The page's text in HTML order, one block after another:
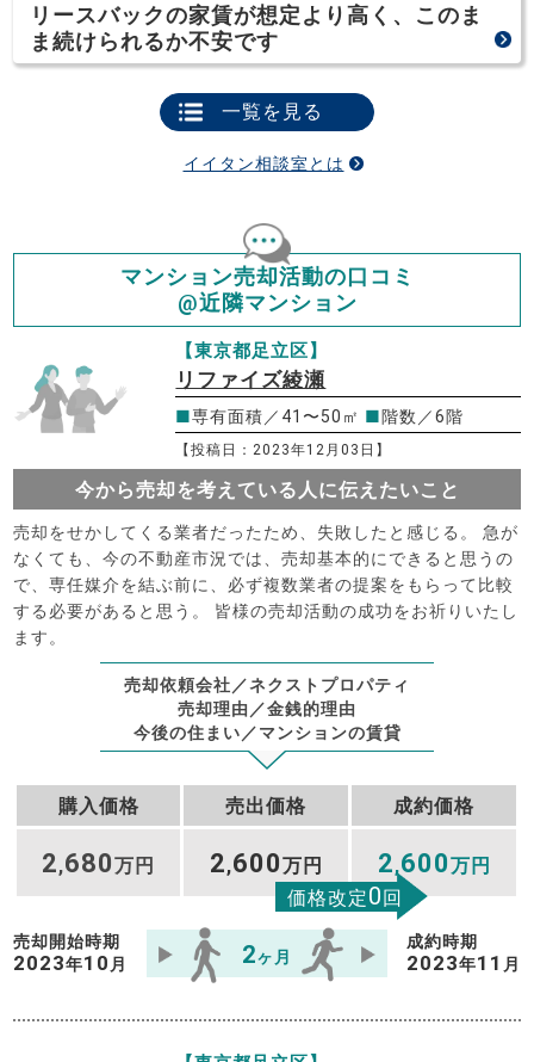
リースバックの家賃が想定より高く、このま
ま続けられるか不安です
一覧を見る
イイタン相談室とは
マンション売却活動の口コミ
@近隣マンション
【東京都足立区】
リファイズ綾瀬
■専有面積／41〜50㎡ ■階数／6階
【投稿日：2023年12月03日】
今から売却を考えている人に伝えたいこと
売却をせかしてくる業者だったため、失敗したと感じる。 急が
なくても、今の不動産市況では、売却基本的にできると思うの
で、専任媒介を結ぶ前に、必ず複数業者の提案をもらって比較
する必要があると思う。 皆様の売却活動の成功をお祈りいたし
ます。
売却依頼会社／ネクストプロパティ
売却理由／金銭的理由
今後の住まい／マンションの賃貸
購入価格 売出価格 成約価格
2,680万円 2,600万円 2,600万円
価格改定0回
売却開始時期
2023年10 月 2ヶ月
成約時期
2023年11 月